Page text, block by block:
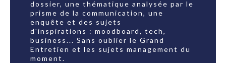
dossier, une thématique analysée par le
prisme de la communication, une
enquête et des sujets
d'inspirations : moodboard, tech,
business... Sans oublier le Grand
Entretien et les sujets management du
moment.